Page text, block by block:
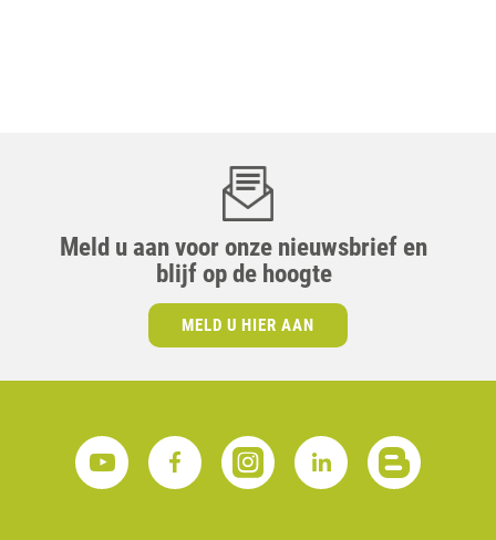
Meld u aan voor onze nieuwsbrief en
blijf op de hoogte
MELD U HIER AAN